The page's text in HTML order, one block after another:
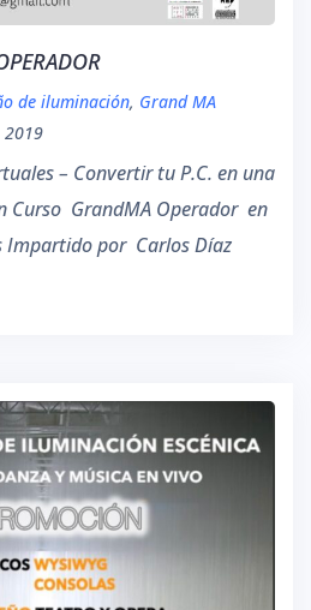
de iluminación, Grand MA
2019
– Convertir tu P.C. en una
Curso GrandMA Operador en
Impartido por Carlos Díaz